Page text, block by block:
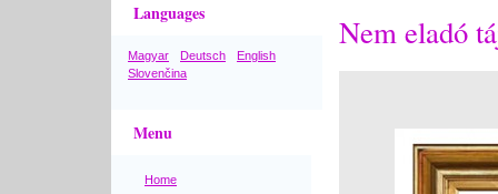
Languages
Magyar Deutsch
English
Slovenčina
Menu
Home
Nem eladó